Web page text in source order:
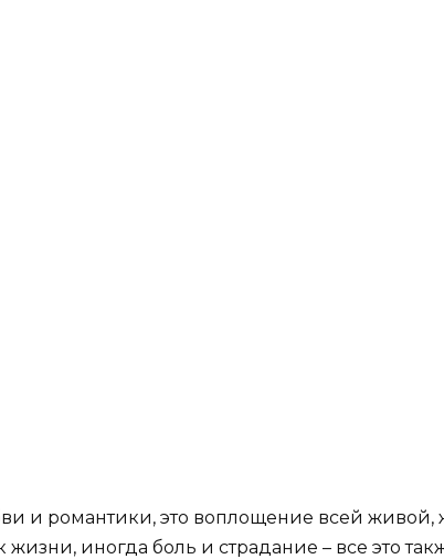
и романтики, это воплощение всей
иногда боль и страдание – все это